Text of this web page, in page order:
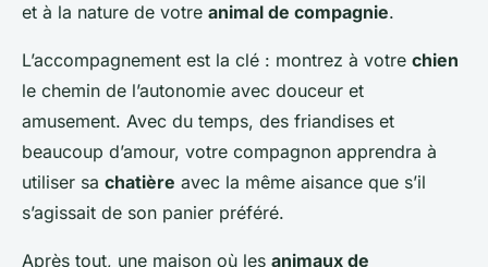
et à la nature de votre animal de compagnie.
L’accompagnement est la clé : montrez à votre chien
le chemin de l’autonomie avec douceur et
amusement. Avec du temps, des friandises et
beaucoup d’amour, votre compagnon apprendra à
utiliser sa chatière avec la même aisance que s’il
s’agissait de son panier préféré.
Après tout, une maison où les animaux de